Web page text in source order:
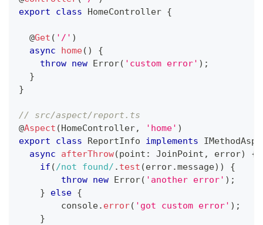
export
class HomeController {
@Get ( '/' )
async
home( )
{
throw new Error( 'custom error' ) ;
}
}
// src/aspect/report.ts
@Aspect (HomeController, 'home' )
export
class ReportInfo implements
async
afterThrow(point : JoinPoint , error)
{
if (/not found/ . test (error.message) )
{
throw new Error( 'another error' ) ;
}
else {
console. error( 'got custom error' ) ;
}